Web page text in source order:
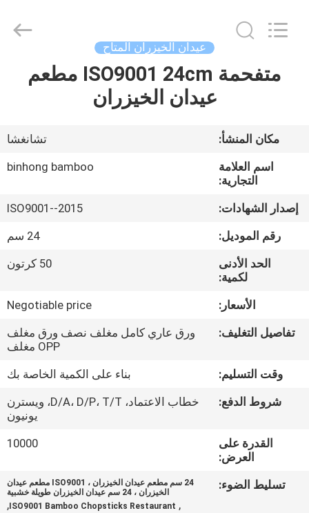
مسكن
معلومات
جولة
مراقبة
الجودة
اتصل
Reserved.
عيدان الخيزران المتاح
متفحمة ISO9001 24cm مطعم
عيدان الخيزران
مكان المنشأ:
تشانغشا
اسم العلامة
التجارية:
binhong bamboo
إصدار الشهادات:
ISO9001--2015
رقم الموديل:
24 سم
الحد الأدنى
لكمية:
50 كرتون
الأسعار:
Negotiable price
تفاصيل التغليف:
ورق عاري كامل مغلف نصف ورق مغلف
OPP مغلف
وقت التسليم:
بناء على الكمية الخاصة بك
شروط الدفع:
خطاب الاعتماد، D/A، D/P، T/T، ويسترن
يونيون
القدرة على
العرض:
10000
تسليط الضوء:
24 سم مطعم عيدان الخيزران ، ISO9001 مطعم عيدان
الخيزران ، 24 سم عيدان الخيزران طويلة خشبية
,
ISO9001 Bamboo Chopsticks Restaurant
,